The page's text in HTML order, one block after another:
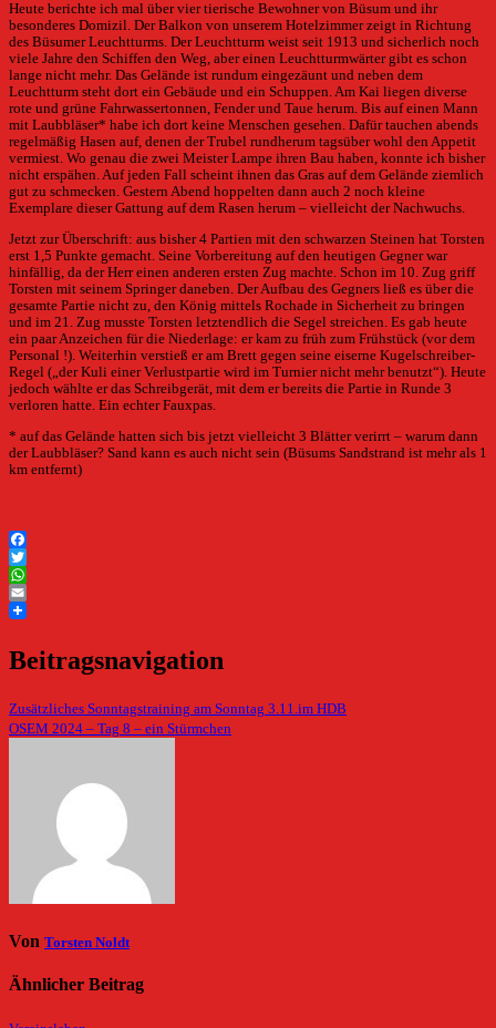
Heute berichte ich mal über vier tierische Bewohner von Büsum und ihr
besonderes Domizil. Der Balkon von unserem Hotelzimmer zeigt in Richtung
des Büsumer Leuchtturms. Der Leuchtturm weist seit 1913 und sicherlich noch
viele Jahre den Schiffen den Weg, aber einen Leuchtturmwärter gibt es schon
lange nicht mehr. Das Gelände ist rundum eingezäunt und neben dem
Leuchtturm steht dort ein Gebäude und ein Schuppen. Am Kai liegen diverse
rote und grüne Fahrwassertonnen, Fender und Taue herum. Bis auf einen Mann
mit Laubbläser* habe ich dort keine Menschen gesehen. Dafür tauchen abends
regelmäßig Hasen auf, denen der Trubel rundherum tagsüber wohl den Appetit
vermiest. Wo genau die zwei Meister Lampe ihren Bau haben, konnte ich bisher
nicht erspähen. Auf jeden Fall scheint ihnen das Gras auf dem Gelände ziemlich
gut zu schmecken. Gestern Abend hoppelten dann auch 2 noch kleine
Exemplare dieser Gattung auf dem Rasen herum – vielleicht der Nachwuchs.
Jetzt zur Überschrift: aus bisher 4 Partien mit den schwarzen Steinen hat Torsten
erst 1,5 Punkte gemacht. Seine Vorbereitung auf den heutigen Gegner war
hinfällig, da der Herr einen anderen ersten Zug machte. Schon im 10. Zug griff
Torsten mit seinem Springer daneben. Der Aufbau des Gegners ließ es über die
gesamte Partie nicht zu, den König mittels Rochade in Sicherheit zu bringen
und im 21. Zug musste Torsten letztendlich die Segel streichen. Es gab heute
ein paar Anzeichen für die Niederlage: er kam zu früh zum Frühstück (vor dem
Personal !). Weiterhin verstieß er am Brett gegen seine eiserne Kugelschreiber-
Regel („der Kuli einer Verlustpartie wird im Turnier nicht mehr benutzt“). Heute
jedoch wählte er das Schreibgerät, mit dem er bereits die Partie in Runde 3
verloren hatte. Ein echter Fauxpas.
* auf das Gelände hatten sich bis jetzt vielleicht 3 Blätter verirrt – warum dann
der Laubbläser? Sand kann es auch nicht sein (Büsums Sandstrand ist mehr als 1
km entfernt)
Facebook
Twitter
WhatsApp
Email
Beitragsnavigation
Zusätzliches Sonntagstraining am Sonntag 3.11.im HDB
OSEM 2024 – Tag 8 – ein Stürmchen
Von Torsten Noldt
Ähnlicher Beitrag